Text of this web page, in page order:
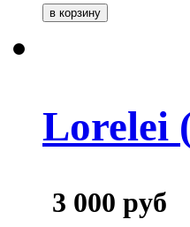
Lorelei
3 000 руб